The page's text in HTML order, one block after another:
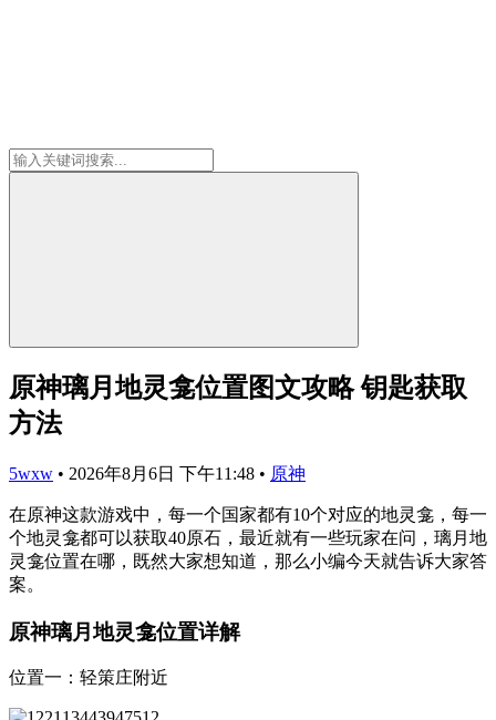
原神璃月地灵龛位置图文攻略 钥匙获取
方法
5wxw • 2026年8月6日 下午11:48 • 原神
在原神这款游戏中，每一个国家都有10个对应的地灵龛，每一
个地灵龛都可以获取40原石，最近就有一些玩家在问，璃月地
灵龛位置在哪，既然大家想知道，那么小编今天就告诉大家答
案。
原神璃月地灵龛位置详解
位置一：轻策庄附近